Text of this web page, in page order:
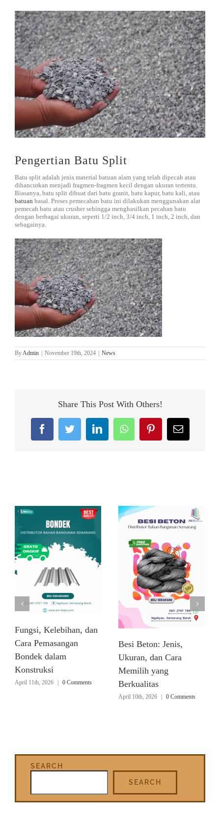
Jasa Konsultan & Desain Perencanaan
BLOG
HUBUNGI
Pengertian Batu Split
Batu split adalah jenis material batuan alam yang telah dipecah atau
dihancurkan menjadi fragmen-fragmen kecil dengan ukuran tertentu.
Biasanya, batu split dibuat dari batu granit, batu kapur, batu kali, atau
batuan basal. Proses pemecahan batu ini dilakukan menggunakan alat
pemecah batu atau crusher sehingga menghasilkan pecahan batu
dengan berbagai ukuran, seperti 1/2 inch, 3/4 inch, 1 inch, 2 inch, dan
sebagainya.
By Admin | November 19th, 2024 | News
Share This Post With Others!
FacebookTwitterLinkedInWhatsAppPinterestEmail
Fungsi, Kelebihan, dan
Cara Pemasangan
Bondek dalam
Konstruksi
April 11th, 2026 0 Comments
Besi Beton: Jenis,
Ukuran, dan Cara
Memilih yang
Berkualitas
April 10th, 2026 0 Comments
SEARCH
SEARCH